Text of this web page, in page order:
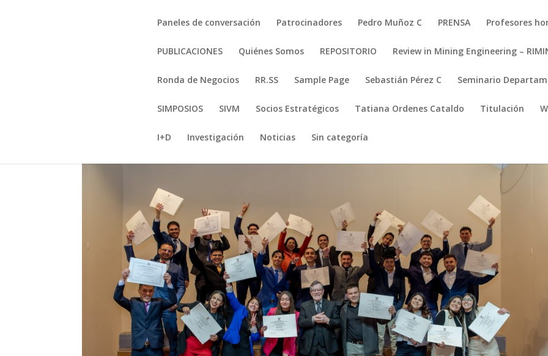
Paneles de conversación Patrocinadores Pedro Muñoz C PRENSA Profesores
PUBLICACIONES Quiénes Somos REPOSITORIO Review in Mining Engineering –
Ronda de Negocios RR.SS Sample Page Sebastián Pérez C Seminario
SIMPOSIOS SIVM Socios Estratégicos Tatiana Ordenes Cataldo Titulación
I+D Investigación Noticias Sin categoría